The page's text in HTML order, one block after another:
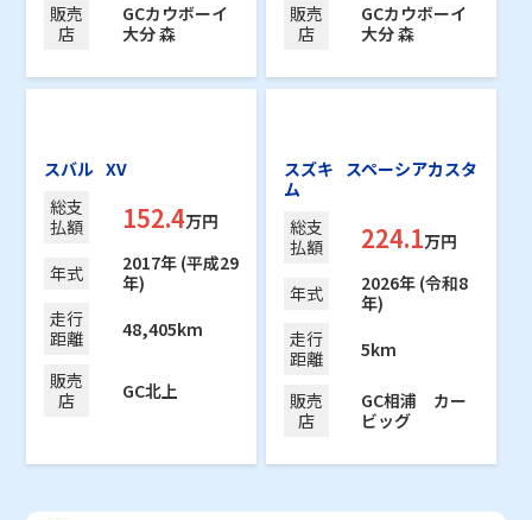
販売
店
GCカウボーイ
大分 森
販売
店
GCカウボーイ
大分 森
スバル XV
総支
払額
152.4万円
年式
2017年 (平成29
年)
走行
距離
48,405km
販売
店
GC北上
スズキ スペーシアカスタ
ム
総支
払額
224.1万円
年式
2026年 (令和8
年)
走行
距離
5km
販売
店
GC相浦 カー
ビッグ